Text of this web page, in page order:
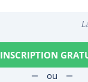
INSCRIPTION
ou